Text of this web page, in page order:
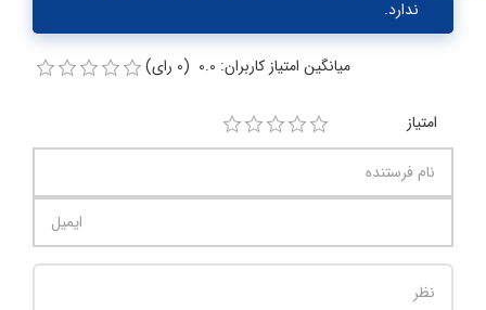
ندارد.
میانگین امتیاز کاربران: 0.0 (0 رای)
امتیاز